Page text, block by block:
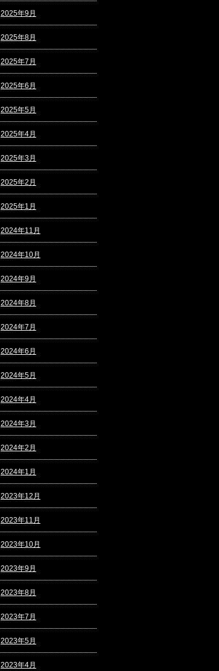
2025年9月
2025年8月
2025年7月
2025年6月
2025年5月
2025年4月
2025年3月
2025年2月
2025年1月
2024年11月
2024年10月
2024年9月
2024年8月
2024年7月
2024年6月
2024年5月
2024年4月
2024年3月
2024年2月
2024年1月
2023年12月
2023年11月
2023年10月
2023年9月
2023年8月
2023年7月
2023年5月
2023年4月